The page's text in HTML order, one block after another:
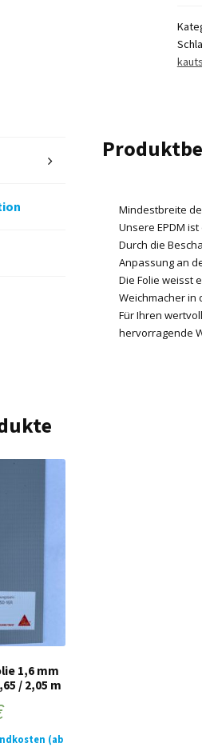
1,00
mm
m
Mindestbreite
Unsere EPDM
Durch die
Anpassung an
Die Folie weisst
Weichmacher in
Für Ihren
hervorragende
1,6 mm
/ 2,05 m
(ab